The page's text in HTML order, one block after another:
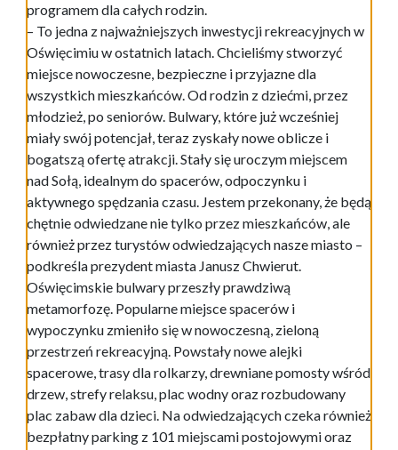
programem dla całych rodzin.
– To jedna z najważniejszych inwestycji rekreacyjnych w
Oświęcimiu w ostatnich latach. Chcieliśmy stworzyć
miejsce nowoczesne, bezpieczne i przyjazne dla
wszystkich mieszkańców. Od rodzin z dziećmi, przez
młodzież, po seniorów. Bulwary, które już wcześniej
miały swój potencjał, teraz zyskały nowe oblicze i
bogatszą ofertę atrakcji. Stały się uroczym miejscem
nad Sołą, idealnym do spacerów, odpoczynku i
aktywnego spędzania czasu. Jestem przekonany, że będą
chętnie odwiedzane nie tylko przez mieszkańców, ale
również przez turystów odwiedzających nasze miasto –
podkreśla prezydent miasta Janusz Chwierut.
Oświęcimskie bulwary przeszły prawdziwą
metamorfozę. Popularne miejsce spacerów i
wypoczynku zmieniło się w nowoczesną, zieloną
przestrzeń rekreacyjną. Powstały nowe alejki
spacerowe, trasy dla rolkarzy, drewniane pomosty wśród
drzew, strefy relaksu, plac wodny oraz rozbudowany
plac zabaw dla dzieci. Na odwiedzających czeka również
bezpłatny parking z 101 miejscami postojowymi oraz